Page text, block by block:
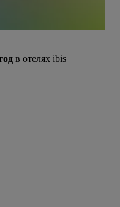
в отелях ibis